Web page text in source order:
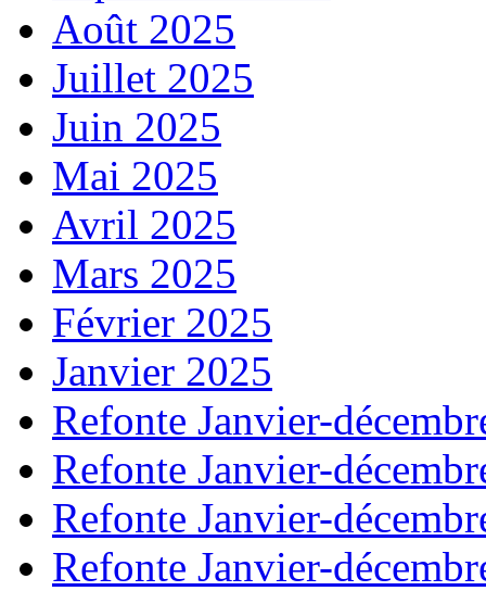
Août 2025
Juillet 2025
Juin 2025
Mai 2025
Avril 2025
Mars 2025
Février 2025
Janvier 2025
Refonte Janvier-
Refonte Janvier-
Refonte Janvier-
Refonte Janvier-